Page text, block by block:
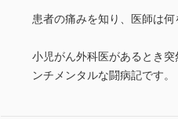
患者の痛みを知り、医師は
小児がん外科医があるとき
ンチメンタルな闘病記です。